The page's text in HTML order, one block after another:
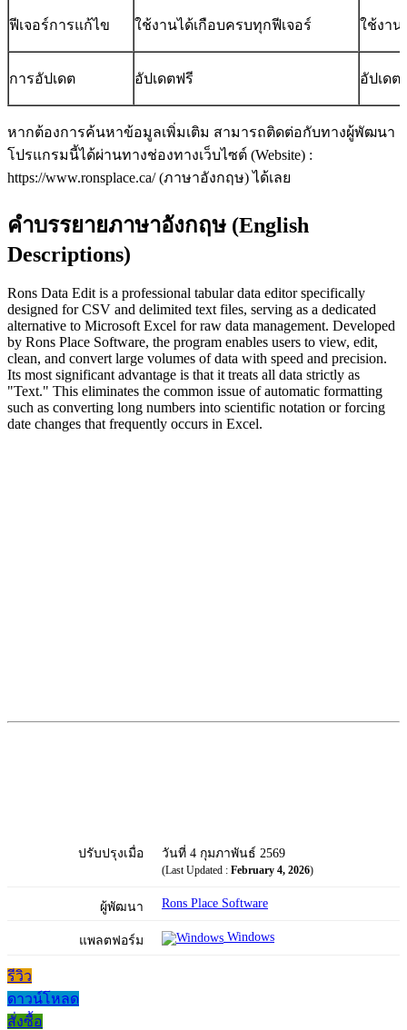
ฟีเจอร์การแก้ไข ใช้งานได้เกือบครบทุกฟีเจอร์ ใช้งาน
การอัปเดต อัปเดตฟรี อัปเดต
หากต้องการค้นหาข้อมูลเพิ่มเติม สามารถติดต่อกับทางผู้พัฒนา
โปรแกรมนี้ได้ผ่านทางช่องทางเว็บไซต์ (Website) :
https://www.ronsplace.ca/ (ภาษาอังกฤษ) ได้เลย
คำบรรยายภาษาอังกฤษ (English
Descriptions)
Rons Data Edit is a professional tabular data editor specifically
designed for CSV and delimited text files, serving as a dedicated
alternative to Microsoft Excel for raw data management. Developed
by Rons Place Software, the program enables users to view, edit,
clean, and convert large volumes of data with speed and precision.
Its most significant advantage is that it treats all data strictly as
"Text." This eliminates the common issue of automatic formatting
such as converting long numbers into scientific notation or forcing
date changes that frequently occurs in Excel.
ปรับปรุงเมื่อ วันที่ 4 กุมภาพันธ์ 2569
(Last Updated : February 4, 2026)
ผู้พัฒนา Rons Place Software
แพลตฟอร์ม Windows
รีวิว
ดาวน์โหลด
สั่งซื้อ